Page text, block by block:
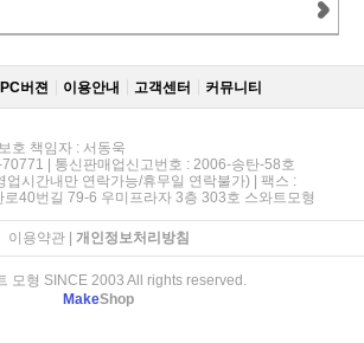
PC버젼 이용안내 고객센터 커뮤니티
호 책임자 : 서동욱
| 통신판매업신고번호 : 2006-송탄-58호
시간내만 연락가능/휴무일 연락불가) | 팩스 :
로40번길 79-6 우미프라자 3층 303호 스와트모형
이용약관| 개인정보처리방침
모형 SINCE 2003 All rights reserved.
MakeShop